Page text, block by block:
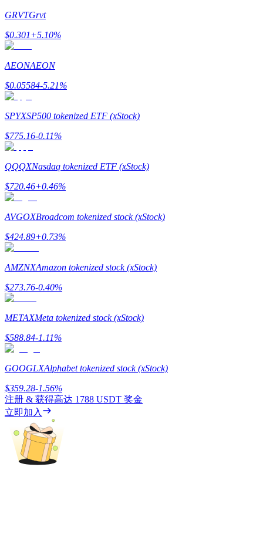
理財
增值寶
一鍵質押鎖定高收益
GRVTGrvt
$0.301+5.10%
AEONAEON
$0.05584-5.21%
SPYXSP500 tokenized ETF (xStock)
$775.16-0.11%
QQQXNasdaq tokenized ETF (xStock)
$720.46+0.46%
AVGOXBroadcom tokenized stock (xStock)
$424.89+0.73%
AMZNXAmazon tokenized stock (xStock)
$273.76-0.40%
METAXMeta tokenized stock (xStock)
$588.84-1.11%
GOOGLXAlphabet tokenized stock (xStock)
$359.28-1.56%
注册 & 获得高达 1788 USDT 奖金
立即加入